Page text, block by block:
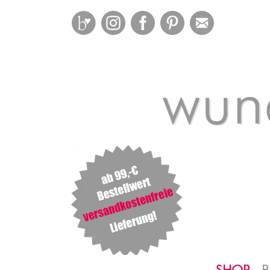
BloglovinInstagramFacebookPinterest